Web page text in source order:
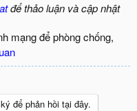
để thảo luận và cập nhật
mạng để phòng chống,
để phản hồi tại đây.